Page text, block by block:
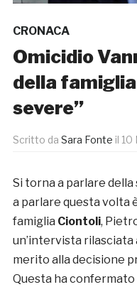
CRONACA
Omicidio
della
severe”
Scritto da Sara Fonte il 10
Si torna a parlare della
a parlare questa volta
famiglia Ciontoli,
un’intervista rilasciata
merito alla decisione
Questa ha